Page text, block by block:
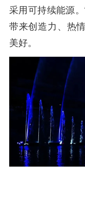
采用可持续能源
带来创造力、热
美好。